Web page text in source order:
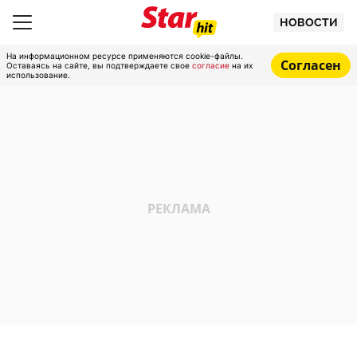
НОВОСТИ
На информационном ресурсе применяются cookie-файлы.
Оставаясь на сайте, вы подтверждаете свое согласие на их
использование.
Согласен